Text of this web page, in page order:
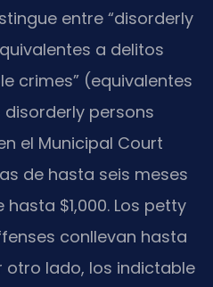
entre “disorderly
a delitos
crimes” (equivalentes
disorderly persons
el Municipal Court
de hasta seis meses
$1,000. Los petty
conllevan hasta
otro lado, los indictable